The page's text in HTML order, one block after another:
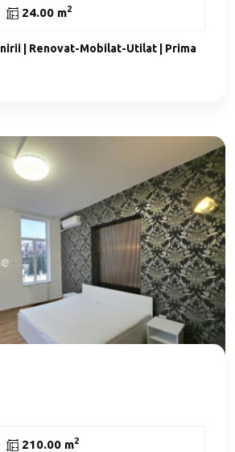
24.00 m2
| Renovat-Mobilat-Utilat | Prima
210.00 m2